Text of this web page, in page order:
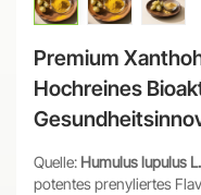
Premium
Hochreines
Quelle: Humulus lupulus L.
potentes prenyliertes